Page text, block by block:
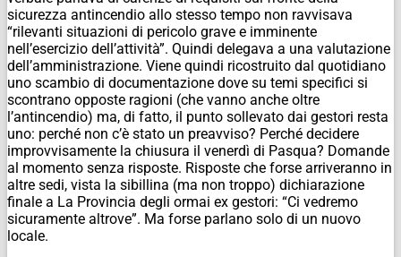
sicurezza antincendio allo stesso tempo non ravvisava
“rilevanti situazioni di pericolo grave e imminente
nell’esercizio dell’attività”. Quindi delegava a una valutazione
dell’amministrazione. Viene quindi ricostruito dal quotidiano
uno scambio di documentazione dove su temi specifici si
scontrano opposte ragioni (che vanno anche oltre
l’antincendio) ma, di fatto, il punto sollevato dai gestori resta
uno: perché non c’è stato un preavviso? Perché decidere
improvvisamente la chiusura il venerdì di Pasqua? Domande
al momento senza risposte. Risposte che forse arriveranno in
altre sedi, vista la sibillina (ma non troppo) dichiarazione
finale a La Provincia degli ormai ex gestori: “Ci vedremo
sicuramente altrove”. Ma forse parlano solo di un nuovo
locale.